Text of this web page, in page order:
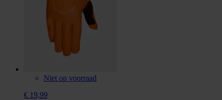
Niet op voorraad
€ 19,99